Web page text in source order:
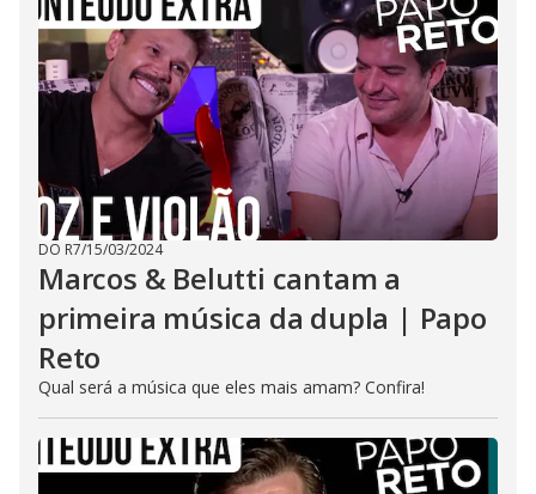
DO R7/15/03/2024
Marcos & Belutti cantam a
primeira música da dupla | Papo
Reto
Qual será a música que eles mais amam? Confira!